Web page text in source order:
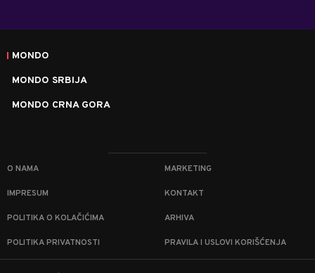
MONDO
MONDO SRBIJA
MONDO CRNA GORA
O NAMA MARKETING
IMPRESUM KONTAKT
POLITIKA O KOLAČIĆIMA ARHIVA
POLITIKA PRIVATNOSTI PRAVILA I USLOVI KORIŠĆENJA